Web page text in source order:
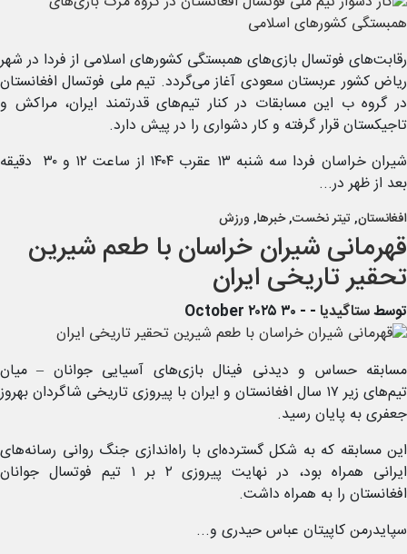
رقابت‌های فوتسال بازی‌های همبستگی کشورهای اسلامی از فردا در شهر
ریاض کشور عربستان سعودی آغاز می‌گردد. تیم ملی فوتسال افغانستان
در گروه ب این مسابقات در کنار تیم‌های قدرتمند ایران، مراکش و
تاجیکستان قرار گرفته و کار دشواری را در پیش دارد.
شیران خراسان فردا سه شنبه ۱۳ عقرب ۱۴۰۴ از ساعت ۱۲ و ۳۰ دقیقه
بعد از ظهر در...
افغانستان, تیتر نخست,خبرها, ورزش
قهرمانی شیران خراسان با طعم شیرین
تحقیر تاریخی ایران
توسطستاگیدیا- - ۳۰ October ۲۰۲۵
مسابقه حساس و دیدنی فینال بازی‌های آسیایی جوانان – میان
تیم‌های زیر ۱۷ سال افغانستان و ایران با پیروزی تاریخی شاگردان بهروز
جعفری به پایان رسید.
این مسابقه که به شکل گسترده‌ای با راه‌اندازی جنگ روانی رسانه‌های
ایرانی همراه بود، در نهایت پیروزی ۲ بر ۱ تیم فوتسال جوانان
افغانستان را به همراه داشت.
سپایدرمن کاپیتان عباس حیدری و...